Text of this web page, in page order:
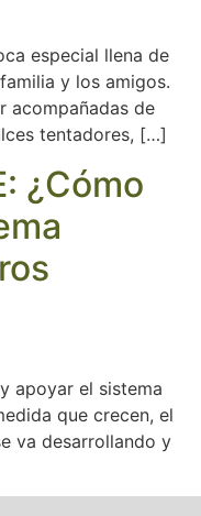
especial llena de
y los amigos.
acompañadas de
tentadores, […]
¿Cómo
apoyar el sistema
que crecen, el
va desarrollando y